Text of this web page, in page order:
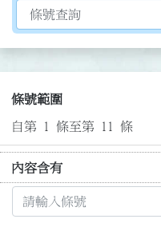
切換選擇法規資訊內容
條號範圍
自第 1 條至第 11 條
內容含有